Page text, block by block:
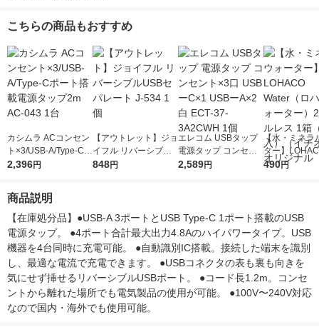
こちらの商品もおすすめ
カシムラ ACコンセン
ト×3/USB-A/Type-Cポ
ート搭載電源タップ2
2,396円
【アウトレット】ジョ
イフル リバーシブルU
SBセパレート J-534 1
848円
エレコム USBタップ
電源タップ コンセン
ト×3口 USBーC×1 U
2,589円
【水・ミネラ
ター】
r（ロハコウ
490円
商品説明
【在庫処分品】●USB-A 3ポートとUSB Type-C 1ポート搭載のUSB
電源タップ。 ●4ポート合計最大出力4.8Aのハイパワータイプ。USB
機器を4台同時に充電可能。 ●自動識別IC搭載。接続した端末を識別
し、最適な電流で充電できます。 ●USBコネクタの表も裏も向きを
気にせず挿せるリバーシブルUSBポート。 ●コード長1.2m。コンセ
ントから離れた場所でも電気製品の使用が可能。 ●100V〜240V対応
なので国内・海外でも使用可能。